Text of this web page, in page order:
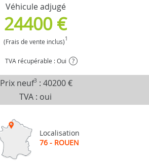
Véhicule adjugé
24400 €
(Frais de vente inclus)1
TVA récupérable : Oui ?
Prix neuf3 : 40200 €
TVA : oui
Localisation
76 - ROUEN